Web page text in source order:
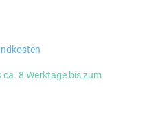
8 Werktage bis zum